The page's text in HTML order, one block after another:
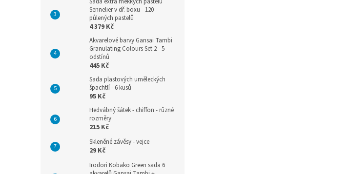
Sennelier v dř. boxu - 120
půlených pastelů
4 379 Kč
Akvarelové barvy Gansai Tambi
Granulating Colours Set 2 - 5
odstínů
445 Kč
Sada plastových uměleckých
špachtlí - 6 kusů
95 Kč
Hedvábný šátek - chiffon - různé
rozměry
215 Kč
Skleněné závěsy - vejce
29 Kč
Irodori Kobako Green sada 6